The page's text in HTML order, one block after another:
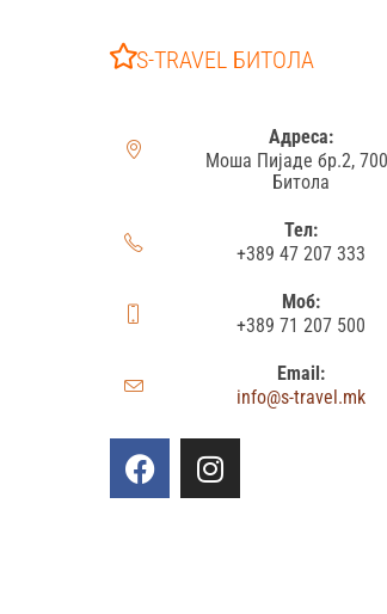
S-TRAVEL БИТОЛА
Адреса:
Моша Пијаде бр.2,
Битола
Тел:
+389 47 207 333
Моб:
+389 71 207 500
Email:
info@s-travel.mk